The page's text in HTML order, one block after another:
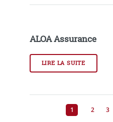
ALOA Assurance
LIRE LA SUITE
1 2 3